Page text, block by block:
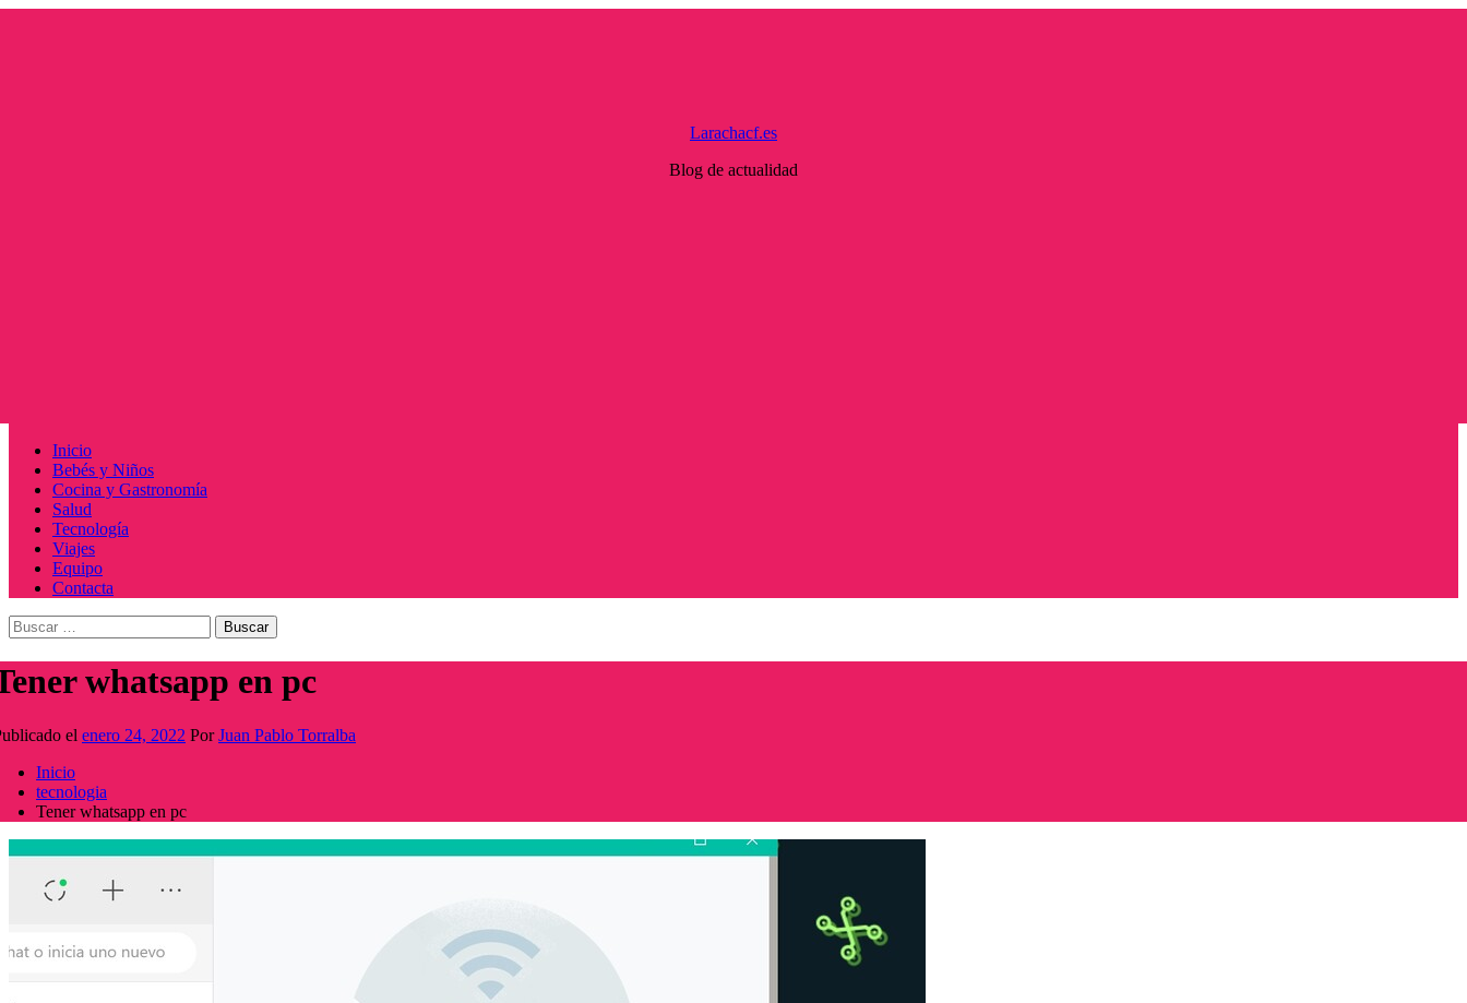
Larachacf.es
Blog de actualidad
Menú
principal
Inicio
Bebés y Niños
Cocina y Gastronomía
Salud
Tecnología
Viajes
Equipo
Contacta
Buscar:
whatsapp en pc
el enero 24, 2022 PorJuan Pablo Torralba
Inicio
tecnologia
Tener whatsapp en pc